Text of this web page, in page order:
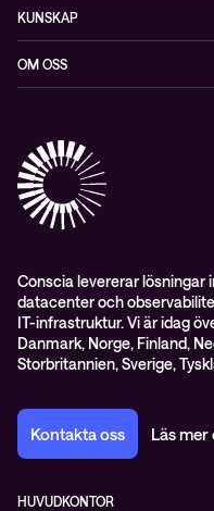
Datacenter & moln
Nätverk & WiFi
KUNSKAP
Event
Whitepapers & guider
OM OSS
Kontakt
Pressnyheter
Conscia levererar lösningar
datacenter och
IT-infrastruktur. Vi är idag
Danmark, Norge, Finland,
Storbritannien, Sverige,
Kontakta oss Läs mer
HUVUDKONTOR